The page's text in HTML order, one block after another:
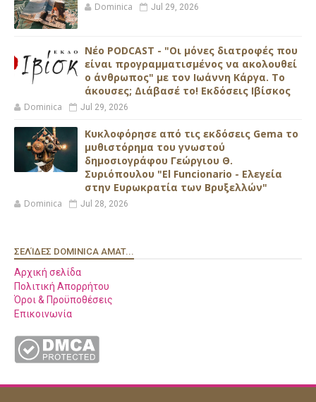
Dominica Jul 29, 2026
Νέο PODCAST - "Οι μόνες διατροφές που
είναι προγραμματισμένος να ακολουθεί
ο άνθρωπος" με τον Ιωάννη Κάργα. Το
άκουσες; Διάβασέ το! Εκδόσεις Ιβίσκος
Dominica Jul 29, 2026
Κυκλοφόρησε από τις εκδόσεις Gema το
μυθιστόρημα του γνωστού
δημοσιογράφου Γεώργιου Θ.
Συριόπουλου "El Funcionario - Ελεγεία
στην Ευρωκρατία των Βρυξελλών"
Dominica Jul 28, 2026
ΣΕΛΊΔΕΣ DOMINICA AMAT...
Αρχική σελίδα
Πολιτική Απορρήτου
Όροι & Προϋποθέσεις
Επικοινωνία